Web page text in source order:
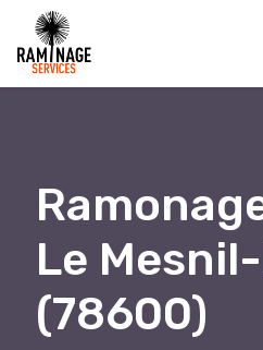
Le
(78600)